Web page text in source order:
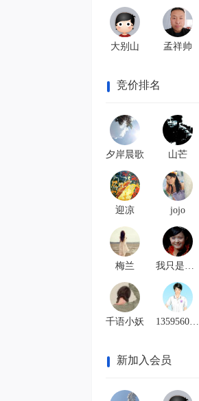
大别山 孟祥帅
竞价排名
夕岸晨歌 山芒
迎凉 jojo
梅兰 我只是丑小鸭….
千语小妖 13595602589
新加入会员